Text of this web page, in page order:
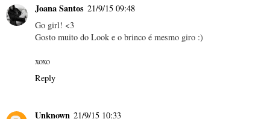
Joana Santos 21/9/15 09:48
Go girl! <3
Gosto muito do Look e o brinco é mesmo giro :)
xoxo
Reply
Unknown 21/9/15 10:33